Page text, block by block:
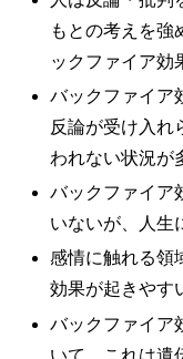
もとの考えを強
ックファイア効
バックファイア
反論が受け入れ
われない状況が
バックファイア
いないが、人生
感情に触れる領
効果が起きやす
バックファイア
いて、これは遺